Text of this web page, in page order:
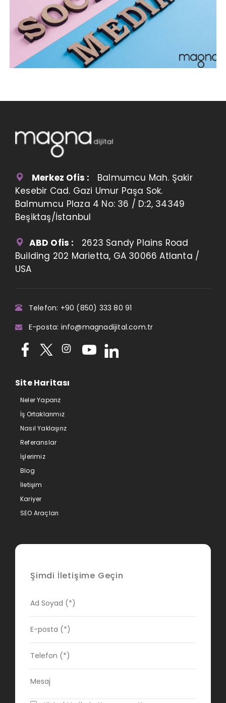
Merkez Ofis : Balmumcu Mah. Şakir
Kesebir Cad. Gazi Umur Paşa Sok.
Balmumcu Plaza 4 No: 36 / D:2, 34349
Beşiktaş/İstanbul
ABD Ofis : 2623 Sandy Plains Road
Building 202 Marietta, GA 30066 Atlanta /
USA
Telefon: +90 (850) 333 80 91
E-posta: info@magnadijital.com.tr
Site Haritası
Neler Yaparız
İş Ortaklarımız
Nasıl Yaklaşırız
Referanslar
İşlerimiz
Blog
İletişim
Kariyer
SEO Araçları
Şimdi İletişime Geçin